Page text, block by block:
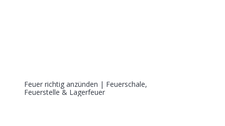
Feuer richtig anzünden | Feuerschale,
Feuerstelle & Lagerfeuer